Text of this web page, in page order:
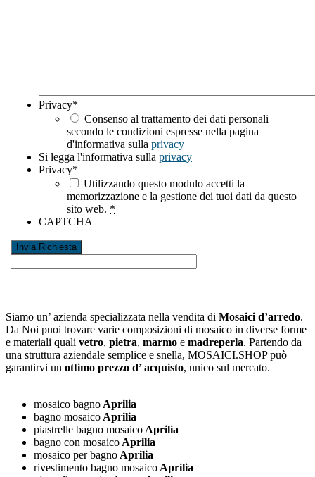
Privacy*
Consenso al trattamento dei dati personali
secondo le condizioni espresse nella pagina
d'informativa sulla privacy
Si legga l'informativa sulla privacy
Privacy*
Utilizzando questo modulo accetti la
memorizzazione e la gestione dei tuoi dati da questo
sito web. *
CAPTCHA
Siamo un’ azienda specializzata nella vendita di Mosaici d’arredo.
Da Noi puoi trovare varie composizioni di mosaico in diverse forme
e materiali quali vetro, pietra, marmo e madreperla. Partendo da
una struttura aziendale semplice e snella, MOSAICI.SHOP può
garantirvi un ottimo prezzo d’ acquisto, unico sul mercato.
mosaico bagnoAprilia
bagno mosaicoAprilia
piastrelle bagno mosaicoAprilia
bagno con mosaicoAprilia
mosaico per bagnoAprilia
rivestimento bagno mosaicoAprilia